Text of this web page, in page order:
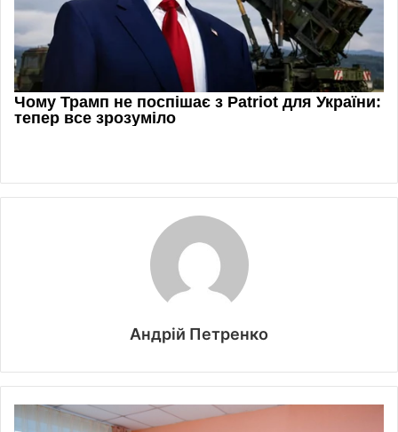
Андрій Петренко